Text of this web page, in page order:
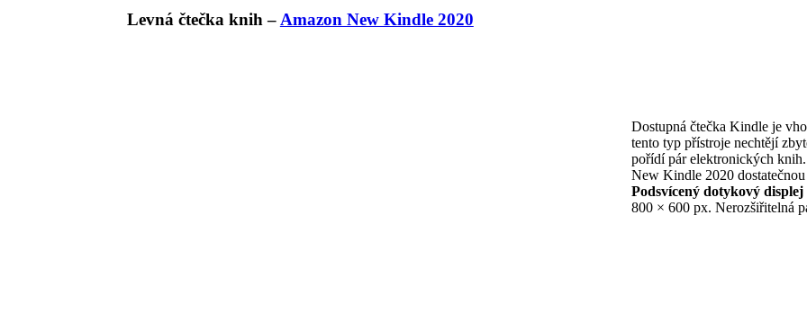
Levná čtečka knih –Amazon New Kindle 2020
Dostupná čtečka Kindle je
tento typ přístroje nechtějí
pořídí pár elektronických
New Kindle 2020
Podsvícený dotykový displej
800 × 600 px. Nerozšiřitelná